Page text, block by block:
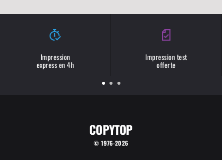
Impression
express en 4h
Impression test
offerte
COPYTOP
© 1976-2026